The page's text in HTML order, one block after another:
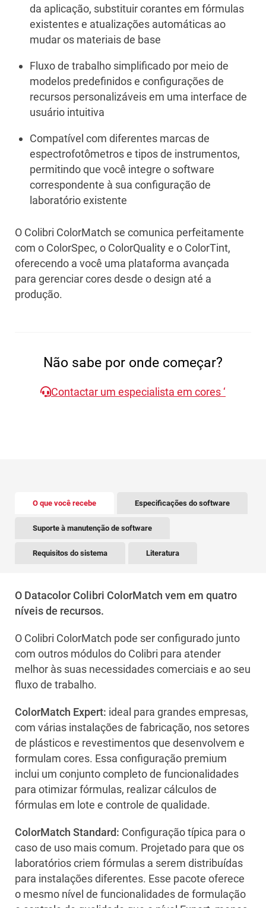
Não sabe por onde começar?
Contactar um especialista em cores ‘
da aplicação, substituir corantes em fórmulas
existentes e atualizações automáticas ao
mudar os materiais de base
Fluxo de trabalho simplificado por meio de
modelos predefinidos e configurações de
recursos personalizáveis em uma interface de
usuário intuitiva
Compatível com diferentes marcas de
espectrofotômetros e tipos de instrumentos,
permitindo que você integre o software
correspondente à sua configuração de
laboratório existente
O Colibri ColorMatch se comunica perfeitamente
com o ColorSpec, o ColorQuality e o ColorTint,
oferecendo a você uma plataforma avançada
para gerenciar cores desde o design até a
produção.
O que você recebe Especificações do software
Suporte à manutenção de software
Requisitos do sistema Literatura
O Datacolor Colibri ColorMatch vem em quatro
níveis de recursos.
O Colibri ColorMatch pode ser configurado junto
com outros módulos do Colibri para atender
melhor às suas necessidades comerciais e ao seu
fluxo de trabalho.
ColorMatch Expert: ideal para grandes empresas,
com várias instalações de fabricação, nos setores
de plásticos e revestimentos que desenvolvem e
formulam cores. Essa configuração premium
inclui um conjunto completo de funcionalidades
para otimizar fórmulas, realizar cálculos de
fórmulas em lote e controle de qualidade.
ColorMatch Standard: Configuração típica para o
caso de uso mais comum. Projetado para que os
laboratórios criem fórmulas a serem distribuídas
para instalações diferentes. Esse pacote oferece
o mesmo nível de funcionalidades de formulação